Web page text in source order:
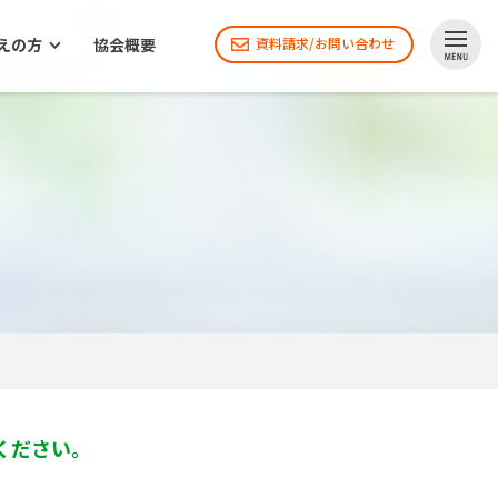
の方 協会概要 資料請求/お問い合わせ
さい。